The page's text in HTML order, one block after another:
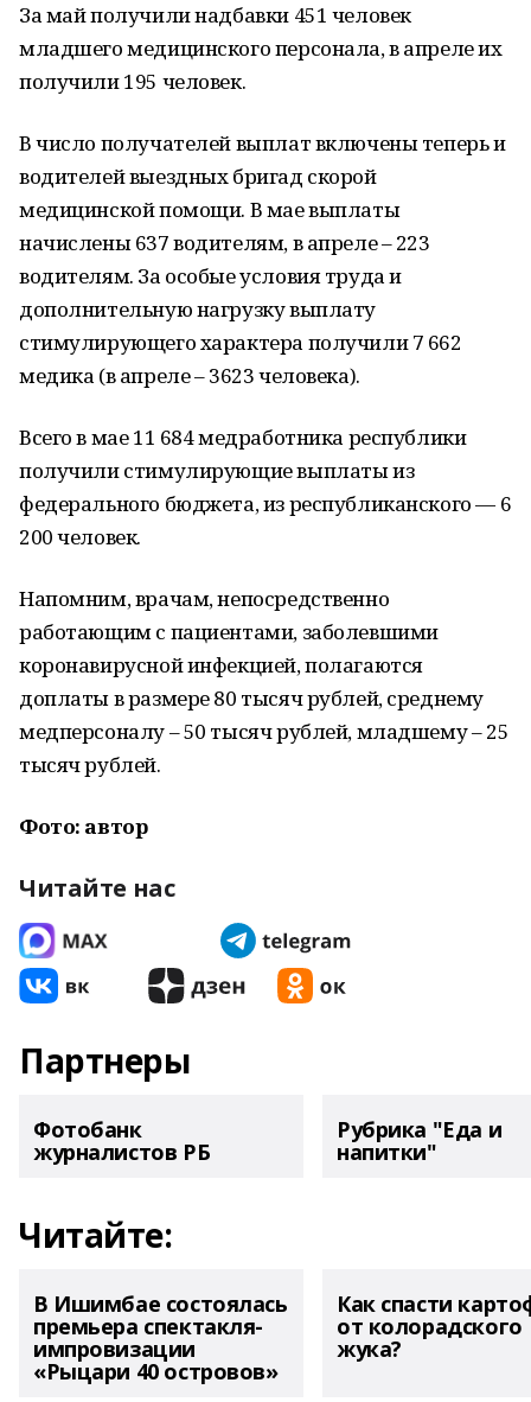
За май получили надбавки 451 человек
младшего медицинского персонала, в апреле их
получили 195 человек.
В число получателей выплат включены теперь и
водителей выездных бригад скорой
медицинской помощи. В мае выплаты
начислены 637 водителям, в апреле – 223
водителям. За особые условия труда и
дополнительную нагрузку выплату
стимулирующего характера получили 7 662
медика (в апреле – 3623 человека).
Всего в мае 11 684 медработника республики
получили стимулирующие выплаты из
федерального бюджета, из республиканского — 6
200 человек.
Напомним, врачам, непосредственно
работающим с пациентами, заболевшими
коронавирусной инфекцией, полагаются
доплаты в размере 80 тысяч рублей, среднему
медперсоналу – 50 тысяч рублей, младшему – 25
тысяч рублей.
Фото: автор
Читайте нас
Партнеры
Фотобанк
журналистов РБ
Рубрика "Еда и
напитки"
Читайте:
В Ишимбае состоялась
премьера спектакля-
импровизации
«Рыцари 40 островов»
Как спасти
от колорадского
жука?